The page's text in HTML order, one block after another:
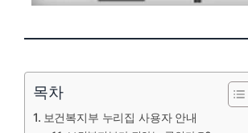
목차
보건복지부 누리집 사용자 안내